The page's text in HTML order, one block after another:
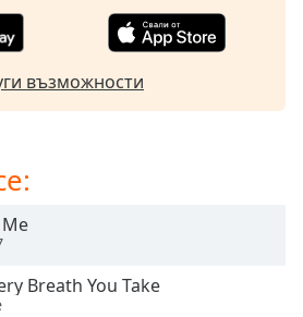
възможности
Breath You Take